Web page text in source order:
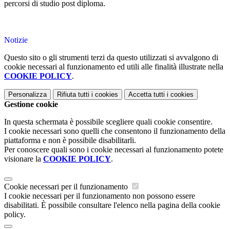
percorsi di studio post diploma.
Notizie
Questo sito o gli strumenti terzi da questo utilizzati si avvalgono di
cookie necessari al funzionamento ed utili alle finalità illustrate nella
COOKIE POLICY.
Personalizza Rifiuta tutti i cookies Accetta tutti i cookies
Gestione cookie
In questa schermata è possibile scegliere quali cookie consentire.
I cookie necessari sono quelli che consentono il funzionamento della
piattaforma e non è possibile disabilitarli.
Per conoscere quali sono i cookie necessari al funzionamento potete
visionare la COOKIE POLICY.
Cookie necessari per il funzionamento
I cookie necessari per il funzionamento non possono essere
disabilitati. È possibile consultare l'elenco nella pagina della cookie
policy.